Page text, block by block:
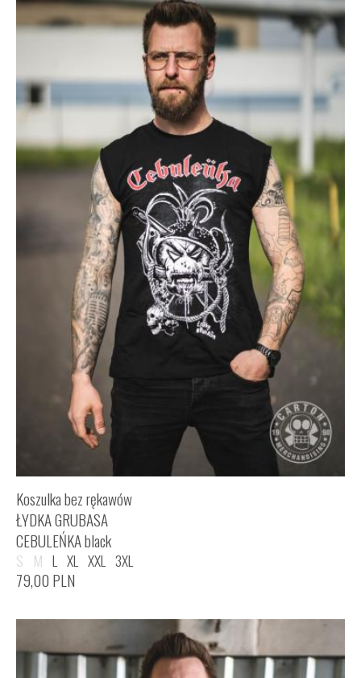
Koszulka bez rękawów
ŁYDKA GRUBASA
CEBULEŃKA black
S M L XL XXL 3XL
79,00 PLN